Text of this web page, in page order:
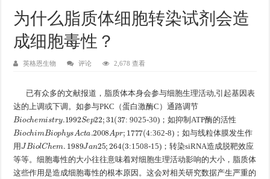
为什么脂质体细胞转染试剂会造
成细胞毒性？
英格恩生物 评论 2,678 查看
已有众多的文献报道，脂质体本身会参与细胞生理活动,引起基因表
达的上调或下调。如参与PKC（蛋白激酶C）通路调节
Bio h s ry .1992Sep 22;31( 37
: 9025-30)；如抑制ATP酶的活性
Bio h im Bio hy ct .2008A pr 1777(4
:362-8)；如与线粒体膜发生作
用 JBio Che 1989J a n25 ;264( 3
:1508-15)；转染siRNA造成脱靶效应
等等。细胞毒性的大小往往意味着对细胞生理活动影响的大小，脂质体
这些作用是造成细胞毒性的根本原因。这会对相关研究数据产生严重的